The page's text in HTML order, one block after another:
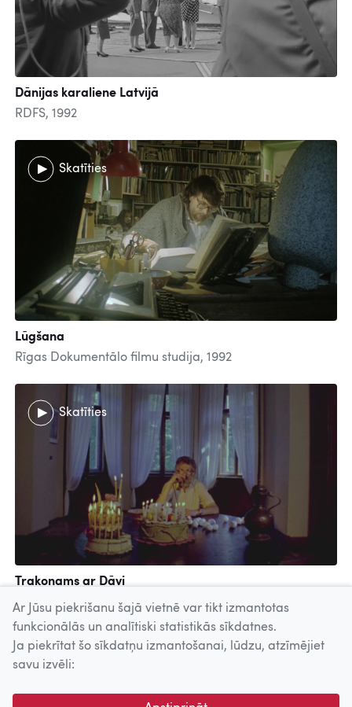
Dānijas karaliene Latvijā
RDFS, 1992
Skatīties
Lūgšana
Rīgas Dokumentālo filmu studija, 1992
Skatīties
Trakonams ar Dāvi
RDFS, 1993
Uz augšu
© 2026 Nacionālais Kino centrs, Kultūras informācijas sistēmu
Ar Jūsu piekrišanu šajā vietnē var tikt izmantotas
funkcionālās un analītiski statistikās sīkdatnes.
Ja piekrītat šo sīkdatņu izmantošanai, lūdzu, atzīmējiet
savu izvēli: